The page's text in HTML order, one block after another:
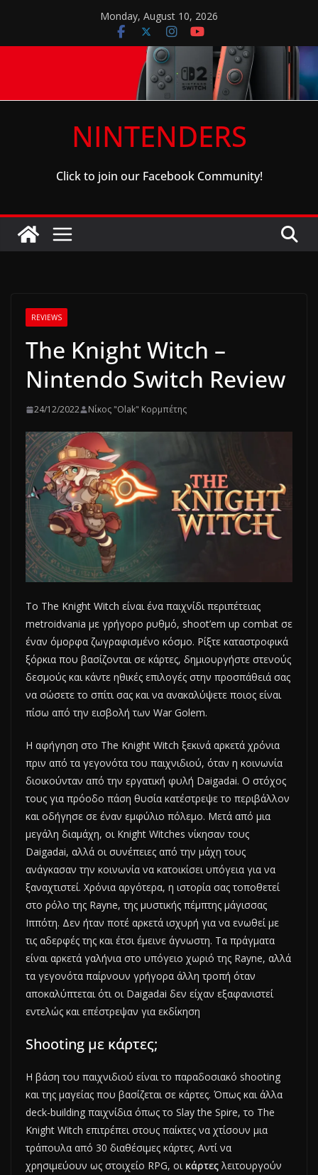
content
Monday, August 10, 2026
NINTENDERS
Click to join our Facebook Community!
REVIEWS
The Knight Witch –
Nintendo Switch Review
24/12/2022 Νίκος "Olak" Κορμπέτης
Το The Knight Witch είναι ένα παιχνίδι περιπέτειας
metroidvania με γρήγορο ρυθμό, shoot’em up combat σε
έναν όμορφα ζωγραφισμένο κόσμο. Ρίξτε καταστροφικά
ξόρκια που βασίζονται σε κάρτες, δημιουργήστε στενούς
δεσμούς και κάντε ηθικές επιλογές στην προσπάθειά σας
να σώσετε το σπίτι σας και να ανακαλύψετε ποιος είναι
πίσω από την εισβολή των War Golem.
Η αφήγηση στο The Knight Witch ξεκινά αρκετά χρόνια
πριν από τα γεγονότα του παιχνιδιού, όταν η κοινωνία
διοικούνταν από την εργατική φυλή Daigadai. Ο στόχος
τους για πρόοδο πάση θυσία κατέστρεψε το περιβάλλον
και οδήγησε σε έναν εμφύλιο πόλεμο. Μετά από μια
μεγάλη διαμάχη, οι Knight Witches νίκησαν τους
Daigadai, αλλά οι συνέπειες από την μάχη τους
ανάγκασαν την κοινωνία να κατοικίσει υπόγεια για να
ξαναχτιστεί. Χρόνια αργότερα, η ιστορία σας τοποθετεί
στο ρόλο της Rayne, της μυστικής πέμπτης μάγισσας
Ιππότη. Δεν ήταν ποτέ αρκετά ισχυρή για να ενωθεί με
τις αδερφές της και έτσι έμεινε άγνωστη. Τα πράγματα
είναι αρκετά γαλήνια στο υπόγειο χωριό της Rayne, αλλά
τα γεγονότα παίρνουν γρήγορα άλλη τροπή όταν
αποκαλύπτεται ότι οι Daigadai δεν είχαν εξαφανιστεί
εντελώς και επέστρεψαν για εκδίκηση
Shooting με κάρτες;
Η βάση του παιχνιδιού είναι το παραδοσιακό shooting
και της μαγείας που βασίζεται σε κάρτες. Όπως και άλλα
deck-building παιχνίδια όπως το Slay the Spire, το The
Knight Witch επιτρέπει στους παίκτες να χτίσουν μια
τράπουλα από 30 διαθέσιμες κάρτες. Αντί να
χρησιμεύουν ως στοιχείο RPG, οι κάρτες λειτουργούν